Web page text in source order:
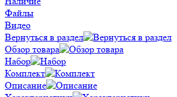
Файлы
Видео
Вернуться в раздел
Обзор товара
Набор
Комплект
Описание